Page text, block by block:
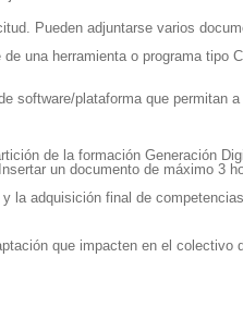
Pueden adjuntarse varios
una herramienta o programa tipo
software/plataforma que permitan
de la formación Generación
un documento de máximo 3
la adquisición final de
que impacten en el colectivo